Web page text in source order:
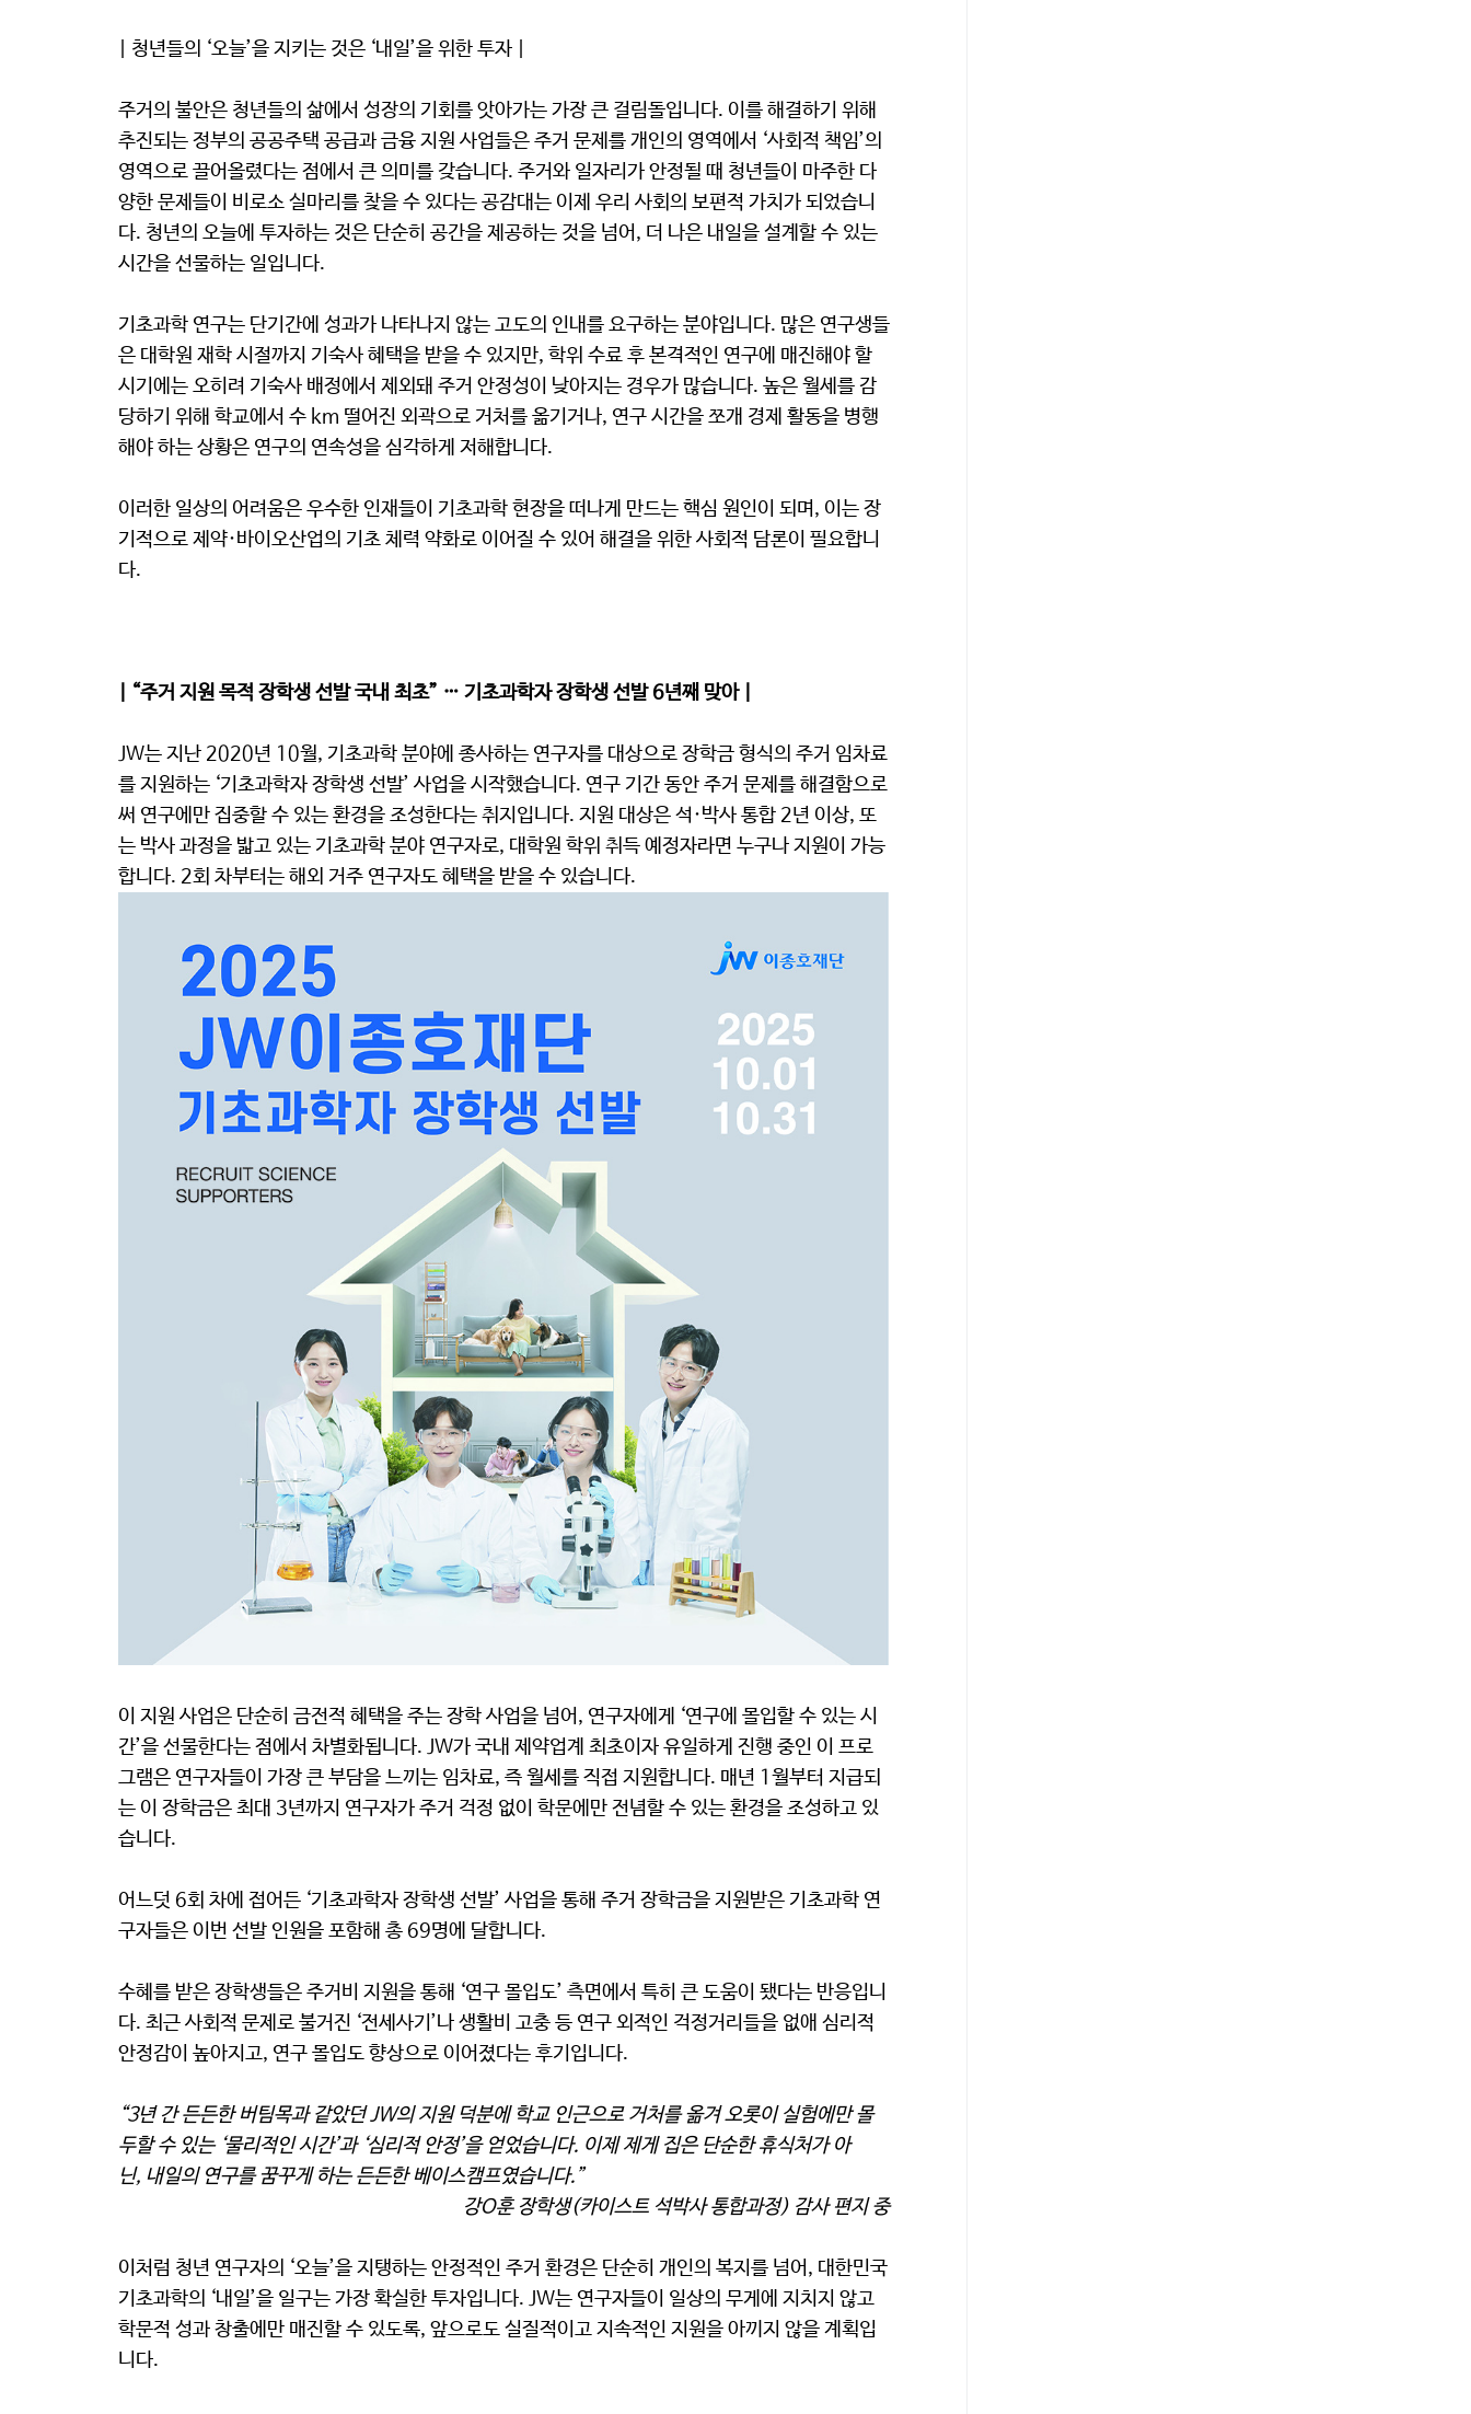
| 청년들의 ‘오늘’을 지키는 것은 ‘내일’을 위한 투자 |
주거의 불안은 청년들의 삶에서 성장의 기회를 앗아가는 가장 큰 걸림돌입니다. 이를 해결하기 위해
추진되는 정부의 공공주택 공급과 금융 지원 사업들은 주거 문제를 개인의 영역에서 ‘사회적 책임’의
영역으로 끌어올렸다는 점에서 큰 의미를 갖습니다. 주거와 일자리가 안정될 때 청년들이 마주한 다
양한 문제들이 비로소 실마리를 찾을 수 있다는 공감대는 이제 우리 사회의 보편적 가치가 되었습니
다. 청년의 오늘에 투자하는 것은 단순히 공간을 제공하는 것을 넘어, 더 나은 내일을 설계할 수 있는
시간을 선물하는 일입니다.
기초과학 연구는 단기간에 성과가 나타나지 않는 고도의 인내를 요구하는 분야입니다. 많은 연구생들
은 대학원 재학 시절까지 기숙사 혜택을 받을 수 있지만, 학위 수료 후 본격적인 연구에 매진해야 할
시기에는 오히려 기숙사 배정에서 제외돼 주거 안정성이 낮아지는 경우가 많습니다. 높은 월세를 감
당하기 위해 학교에서 수 km 떨어진 외곽으로 거처를 옮기거나, 연구 시간을 쪼개 경제 활동을 병행
해야 하는 상황은 연구의 연속성을 심각하게 저해합니다.
이러한 일상의 어려움은 우수한 인재들이 기초과학 현장을 떠나게 만드는 핵심 원인이 되며, 이는 장
기적으로 제약·바이오산업의 기초 체력 약화로 이어질 수 있어 해결을 위한 사회적 담론이 필요합니
다.
| “주거 지원 목적 장학생 선발 국내 최초” … 기초과학자 장학생 선발 6년째 맞아 |
JW는 지난 2020년 10월, 기초과학 분야에 종사하는 연구자를 대상으로 장학금 형식의 주거 임차료
를 지원하는 ‘기초과학자 장학생 선발’ 사업을 시작했습니다. 연구 기간 동안 주거 문제를 해결함으로
써 연구에만 집중할 수 있는 환경을 조성한다는 취지입니다. 지원 대상은 석·박사 통합 2년 이상, 또
는 박사 과정을 밟고 있는 기초과학 분야 연구자로, 대학원 학위 취득 예정자라면 누구나 지원이 가능
합니다. 2회 차부터는 해외 거주 연구자도 혜택을 받을 수 있습니다.
이 지원 사업은 단순히 금전적 혜택을 주는 장학 사업을 넘어, 연구자에게 ‘연구에 몰입할 수 있는 시
간’을 선물한다는 점에서 차별화됩니다. JW가 국내 제약업계 최초이자 유일하게 진행 중인 이 프로
그램은 연구자들이 가장 큰 부담을 느끼는 임차료, 즉 월세를 직접 지원합니다. 매년 1월부터 지급되
는 이 장학금은 최대 3년까지 연구자가 주거 걱정 없이 학문에만 전념할 수 있는 환경을 조성하고 있
습니다.
어느덧 6회 차에 접어든 ‘기초과학자 장학생 선발’ 사업을 통해 주거 장학금을 지원받은 기초과학 연
구자들은 이번 선발 인원을 포함해 총 69명에 달합니다.
수혜를 받은 장학생들은 주거비 지원을 통해 ‘연구 몰입도’ 측면에서 특히 큰 도움이 됐다는 반응입니
다. 최근 사회적 문제로 불거진 ‘전세사기’나 생활비 고충 등 연구 외적인 걱정거리들을 없애 심리적
안정감이 높아지고, 연구 몰입도 향상으로 이어졌다는 후기입니다.
“3년 간 든든한 버팀목과 같았던 JW의 지원 덕분에 학교 인근으로 거처를 옮겨 오롯이 실험에만 몰
두할 수 있는 ‘물리적인 시간’과 ‘심리적 안정’을 얻었습니다. 이제 제게 집은 단순한 휴식처가 아
닌, 내일의 연구를 꿈꾸게 하는 든든한 베이스캠프였습니다.”
강O훈 장학생(카이스트 석박사 통합과정) 감사 편지 중
이처럼 청년 연구자의 ‘오늘’을 지탱하는 안정적인 주거 환경은 단순히 개인의 복지를 넘어, 대한민국
기초과학의 ‘내일’을 일구는 가장 확실한 투자입니다. JW는 연구자들이 일상의 무게에 지치지 않고
학문적 성과 창출에만 매진할 수 있도록, 앞으로도 실질적이고 지속적인 지원을 아끼지 않을 계획입
니다.